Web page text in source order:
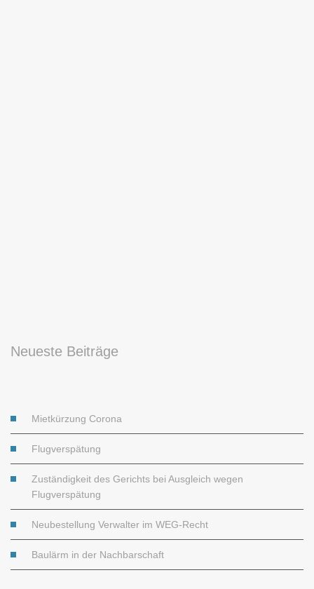
Neueste Beiträge
Mietkürzung Corona
Flugverspätung
Zuständigkeit des Gerichts bei Ausgleich wegen
Flugverspätung
Neubestellung Verwalter im WEG-Recht
Baulärm in der Nachbarschaft